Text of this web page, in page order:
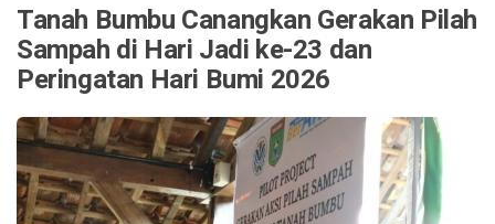
Tanah Bumbu Canangkan Gerakan Pilah
Sampah di Hari Jadi ke-23 dan
Peringatan Hari Bumi 2026